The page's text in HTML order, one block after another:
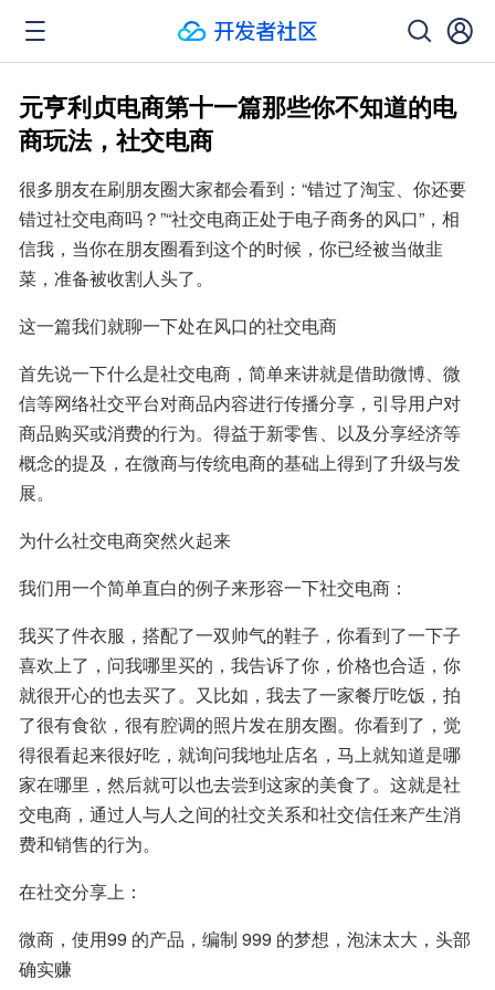
元亨利贞电商第十一篇那些你不知道的电
商玩法，社交电商
很多朋友在刷朋友圈大家都会看到：“错过了淘宝、你还要
错过社交电商吗？”“社交电商正处于电子商务的风口”，相
信我，当你在朋友圈看到这个的时候，你已经被当做韭
菜，准备被收割人头了。
这一篇我们就聊一下处在风口的社交电商
首先说一下什么是社交电商，简单来讲就是借助微博、微
信等网络社交平台对商品内容进行传播分享，引导用户对
商品购买或消费的行为。得益于新零售、以及分享经济等
概念的提及，在微商与传统电商的基础上得到了升级与发
展。
为什么社交电商突然火起来
我们用一个简单直白的例子来形容一下社交电商：
我买了件衣服，搭配了一双帅气的鞋子，你看到了一下子
喜欢上了，问我哪里买的，我告诉了你，价格也合适，你
就很开心的也去买了。又比如，我去了一家餐厅吃饭，拍
了很有食欲，很有腔调的照片发在朋友圈。你看到了，觉
得很看起来很好吃，就询问我地址店名，马上就知道是哪
家在哪里，然后就可以也去尝到这家的美食了。这就是社
交电商，通过人与人之间的社交关系和社交信任来产生消
费和销售的行为。
在社交分享上：
微商，使用99 的产品，编制 999 的梦想，泡沫太大，头部
确实赚